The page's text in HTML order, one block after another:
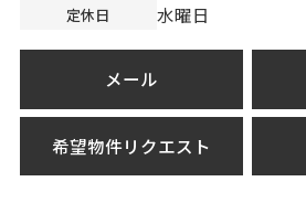
定休日 水曜日
メール
希望物件リクエスト